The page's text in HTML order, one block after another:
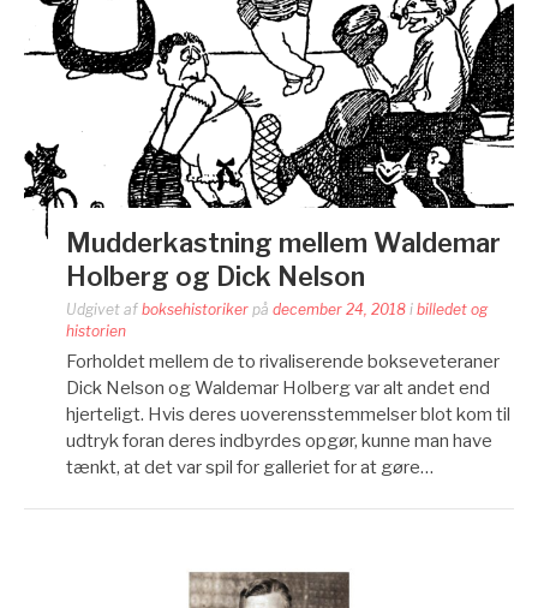
Mudderkastning mellem Waldemar
Holberg og Dick Nelson
Udgivet af boksehistoriker på december 24, 2018 i billedet og
historien
Forholdet mellem de to rivaliserende bokseveteraner
Dick Nelson og Waldemar Holberg var alt andet end
hjerteligt. Hvis deres uoverensstemmelser blot kom til
udtryk foran deres indbyrdes opgør, kunne man have
tænkt, at det var spil for galleriet for at gøre…